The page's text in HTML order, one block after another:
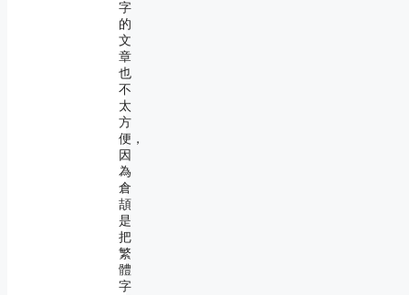
字
的
文
章
也
不
太
方
便，
因
為
倉
頡
是
把
繁
體
字